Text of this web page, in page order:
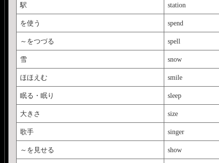
駅 station
を使う spend
～をつづる spell
雪 snow
ほほえむ smile
眠る・眠り sleep
大きさ size
歌手 singer
～を見せる show